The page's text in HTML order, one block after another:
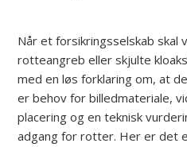
Når et forsikringsselskab skal
rotteangreb eller skjulte
med en løs forklaring om, at
er behov for billedmateriale,
placering og en teknisk
adgang for rotter. Her er det